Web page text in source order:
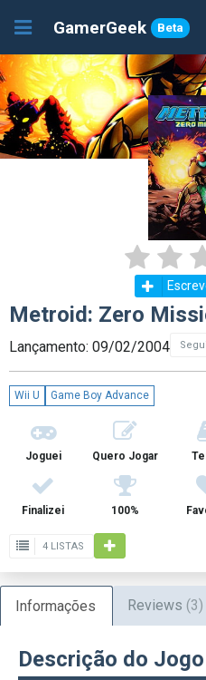
GamerGeek Beta
Metroid: Zero
Lançamento: 09/02/2004
Wii U Game Boy Advance
Joguei Quero Jogar
Finalizei 100%
4 LISTAS
Informações Reviews (3)
Descrição do Jogo